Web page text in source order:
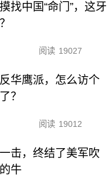
找中国“命门”，这牙
阅读 19027
华鹰派，怎么访个
？
阅读 19012
击，终结了美军吹
牛